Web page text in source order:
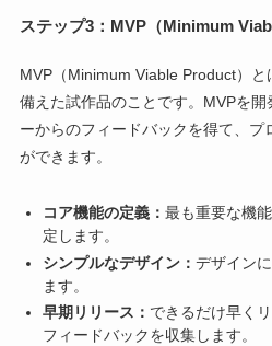
ステップ3：MVP（Minimum
MVP（Minimum Viable Product）
備えた試作品のことです。MVPを
ーからのフィードバックを得て、プ
ができます。
コア機能の定義： 最も重要な機
定します。
シンプルなデザイン： デザイン
ます。
早期リリース： できるだけ早く
フィードバックを収集します。